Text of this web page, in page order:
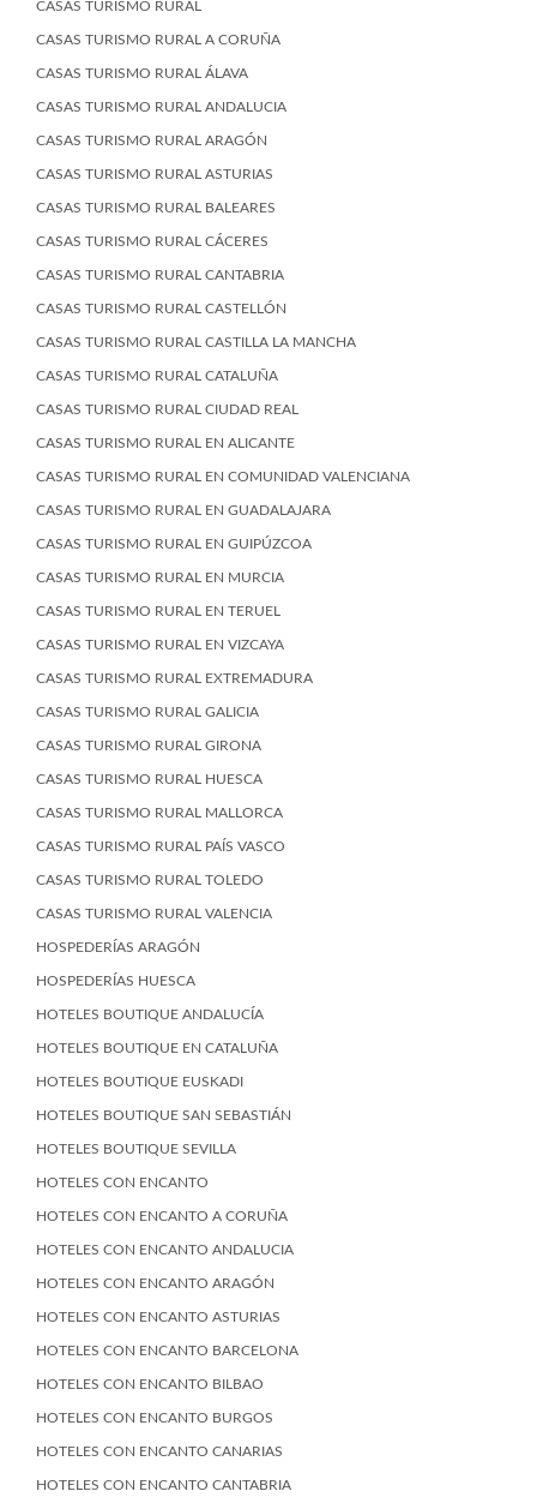
CASAS TURISMO RURAL
CASAS TURISMO RURAL A CORUÑA
CASAS TURISMO RURAL ÁLAVA
CASAS TURISMO RURAL ANDALUCIA
CASAS TURISMO RURAL ARAGÓN
CASAS TURISMO RURAL ASTURIAS
CASAS TURISMO RURAL BALEARES
CASAS TURISMO RURAL CÁCERES
CASAS TURISMO RURAL CANTABRIA
CASAS TURISMO RURAL CASTELLÓN
CASAS TURISMO RURAL CASTILLA LA MANCHA
CASAS TURISMO RURAL CATALUÑA
CASAS TURISMO RURAL CIUDAD REAL
CASAS TURISMO RURAL EN ALICANTE
CASAS TURISMO RURAL EN COMUNIDAD VALENCIANA
CASAS TURISMO RURAL EN GUADALAJARA
CASAS TURISMO RURAL EN GUIPÚZCOA
CASAS TURISMO RURAL EN MURCIA
CASAS TURISMO RURAL EN TERUEL
CASAS TURISMO RURAL EN VIZCAYA
CASAS TURISMO RURAL EXTREMADURA
CASAS TURISMO RURAL GALICIA
CASAS TURISMO RURAL GIRONA
CASAS TURISMO RURAL HUESCA
CASAS TURISMO RURAL MALLORCA
CASAS TURISMO RURAL PAÍS VASCO
CASAS TURISMO RURAL TOLEDO
CASAS TURISMO RURAL VALENCIA
HOSPEDERÍAS ARAGÓN
HOSPEDERÍAS HUESCA
HOTELES BOUTIQUE ANDALUCÍA
HOTELES BOUTIQUE EN CATALUÑA
HOTELES BOUTIQUE EUSKADI
HOTELES BOUTIQUE SAN SEBASTIÁN
HOTELES BOUTIQUE SEVILLA
HOTELES CON ENCANTO
HOTELES CON ENCANTO A CORUÑA
HOTELES CON ENCANTO ANDALUCIA
HOTELES CON ENCANTO ARAGÓN
HOTELES CON ENCANTO ASTURIAS
HOTELES CON ENCANTO BARCELONA
HOTELES CON ENCANTO BILBAO
HOTELES CON ENCANTO BURGOS
HOTELES CON ENCANTO CANARIAS
HOTELES CON ENCANTO CANTABRIA